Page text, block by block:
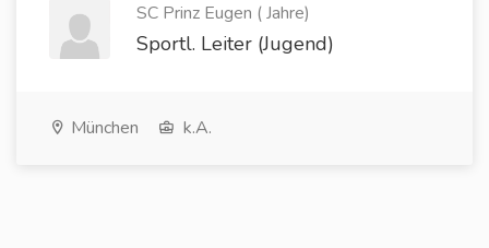
SC Prinz Eugen ( Jahre)
Sportl. Leiter (Jugend)
München k.A.